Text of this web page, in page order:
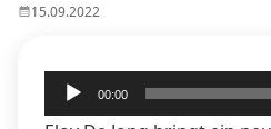
15.09.2022
Audio-
Player
00:00